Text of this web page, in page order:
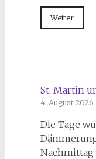
Weiter
St. Martin
4. August 2026
Die Tage